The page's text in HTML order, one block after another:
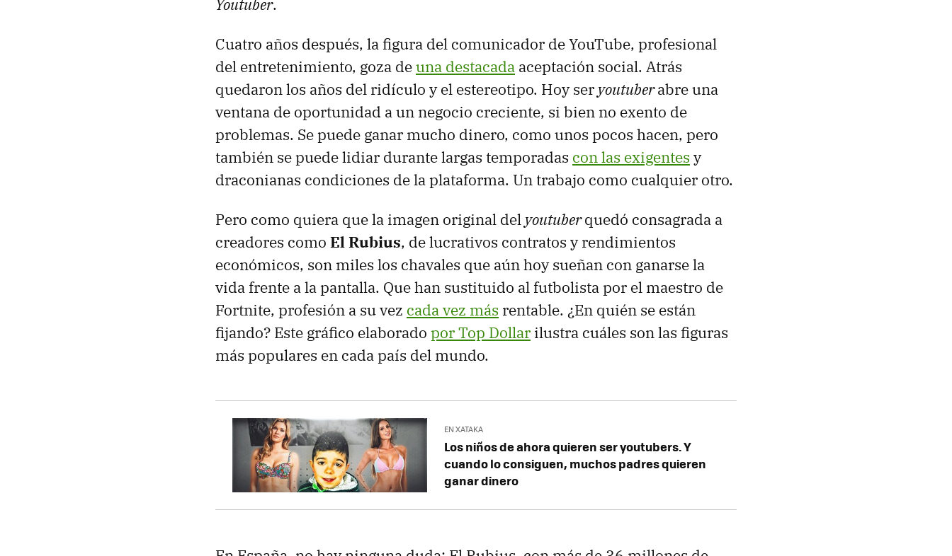
Youtuber.
Cuatro años después, la figura del comunicador de YouTube, profesional
del entretenimiento, goza deuna destacada aceptación social. Atrás
quedaron los años del ridículo y el estereotipo. Hoy ser youtuberabre una
ventana de oportunidad a un negocio creciente, si bien no exento de
problemas. Se puede ganar mucho dinero, como unos pocos hacen, pero
también se puede lidiar durante largas temporadas con las exigentes y
draconianas condiciones de la plataforma. Un trabajo como cualquier otro.
Pero como quiera que la imagen original del youtuberquedó consagrada a
creadores como El Rubius, de lucrativos contratos y rendimientos
económicos, son miles los chavales que aún hoy sueñan con ganarse la
vida frente a la pantalla. Que han sustituido al futbolista por el maestro de
Fortnite, profesión a su vez cada vez más rentable. ¿En quién se están
fijando? Este gráfico elaborado por Top Dollar ilustra cuáles son las figuras
más populares en cada país del mundo.
EN XATAKA
Los niños de ahora quieren ser youtubers. Y
cuando lo consiguen, muchos padres quieren
ganar dinero